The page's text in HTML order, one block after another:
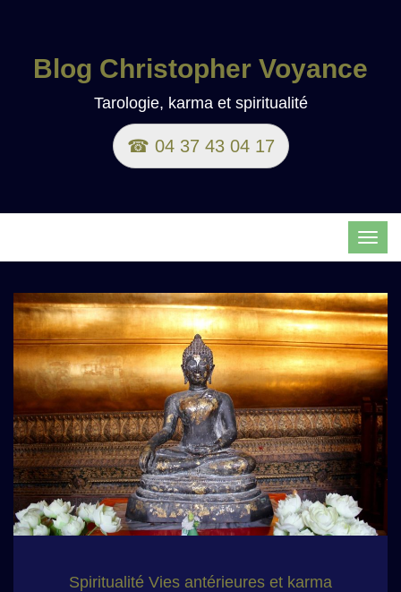
Blog Christopher Voyance
Tarologie, karma et spiritualité
☎ 04 37 43 04 17
Spiritualité Vies antérieures et karma